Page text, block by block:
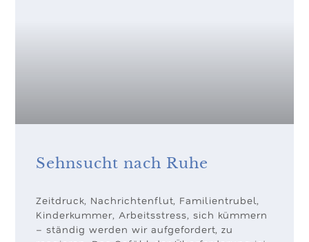
Sehnsucht nach Ruhe
Zeitdruck, Nachrichtenflut, Familientrubel,
Kinderkummer, Arbeitsstress, sich kümmern
– ständig werden wir aufgefordert, zu